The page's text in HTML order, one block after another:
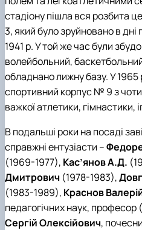
стадіону пішла вся розбита
3, який було зруйновано в дні
1941 р. У той же час були
волейбольний,
обладнано лижну базу. У 1965
спортивний корпус № 9 з
важкої атлетики, гімнастики,
В подальші роки на посаді
справжні ентузіасти –
(1969-1977), Кас’янов А.Д.
Дмитрович (1978-1983),
(1983-1989), Краснов
педагогічних наук,
Сергій Олексійович,